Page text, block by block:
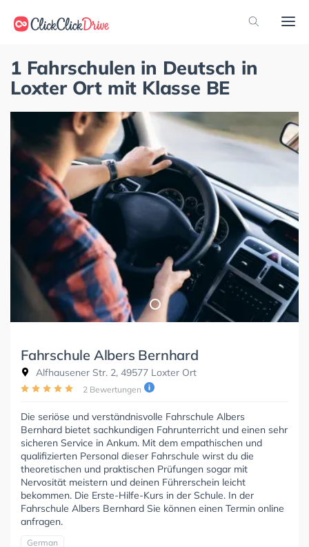
1 Fahrschulen in Deutsch in
Loxter Ort mit Klasse BE
Fahrschule Albers Bernhard
Alfhausener Str. 2, 49577 Loxter Ort
2 Bewertungen
Die seriöse und verständnisvolle Fahrschule Albers
Bernhard bietet sachkundigen Fahrunterricht und einen sehr
sicheren Service in Ankum. Mit dem empathischen und
qualifizierten Personal dieser Fahrschule wirst du die
theoretischen und praktischen Prüfungen sogar mit
Nervosität meistern und deinen Führerschein leicht
bekommen. Die Erste-Hilfe-Kurs in der Schule. In der
Fahrschule Albers Bernhard Sie können einen Termin online
anfragen.
German